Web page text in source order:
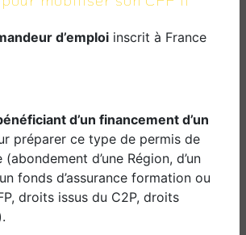
d’emploi inscrit à France
d’un financement d’un
préparer ce type de permis de
d’une Région, d’un
fonds d’assurance formation ou
droits issus du C2P, droits
MAÎTRISER LE CODE DE LA
un débutant cherchant à obtenir
de conduire ou un
cherchant à rafraîchir
sur le code de la route, Dom
Clotilde est là pour vous aider.
théoriques complets, notre
sur le terrain et notre
nous sommes votre
maîtriser le code de la route et
de conduite. Rejoignez-nous